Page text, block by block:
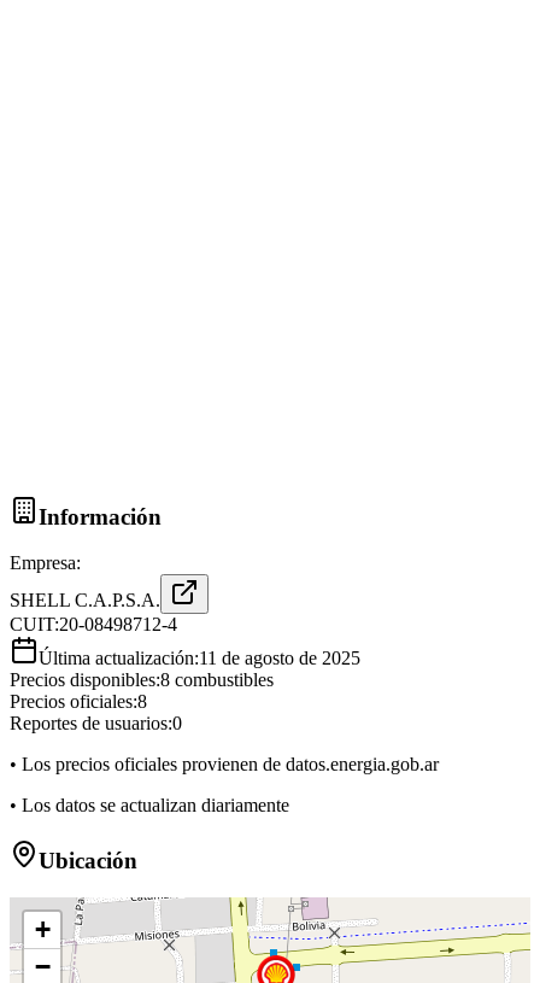
Información
Empresa:
SHELL C.A.P.S.A.
CUIT:20-08498712-4
Última actualización:11 de agosto de 2025
Precios disponibles:8 combustibles
Precios oficiales:8
Reportes de usuarios:0
• Los precios oficiales provienen de datos.energia.gob.ar
• Los datos se actualizan diariamente
Ubicación
+
−